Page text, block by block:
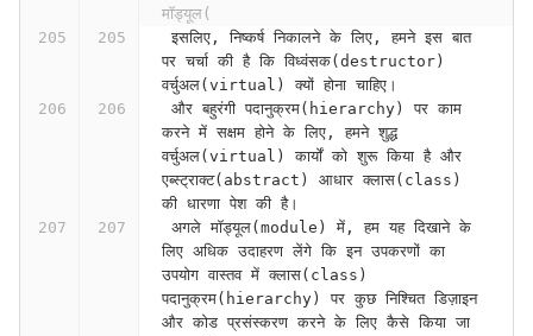
मॉड्यूल(
इसलिए, निष्कर्ष निकालने के लिए, हमने इस बात
पर चर्चा की है कि विध्वंसक(destructor)
वर्चुअल(virtual) क्यों होना चाहिए।
करने में सक्षम होने के लिए, हमने शुद्ध
वर्चुअल(virtual) कार्यों को शुरू किया है और
एब्स्ट्राक्ट(abstract) आधार क्लास(class)
की धारणा पेश की है।
लिए अधिक उदाहरण लेंगे कि इन उपकरणों का
उपयोग वास्तव में क्लास(class)
पदानुक्रम(hierarchy) पर कुछ निश्चित डिज़ाइन
और कोड प्रसंस्करण करने के लिए कैसे किया जा